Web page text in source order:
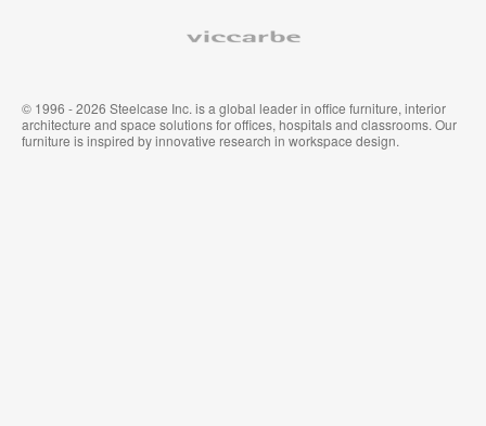
© 1996 - 2026 Steelcase Inc. is a global leader in office furniture, interior
architecture and space solutions for offices, hospitals and classrooms. Our
furniture is inspired by innovative research in workspace design.